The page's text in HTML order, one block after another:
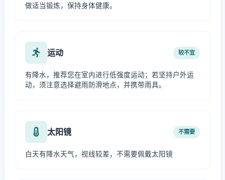
做适当锻炼，保持身体健康。
运动 较不宜
有降水，推荐您在室内进行低强度运动；若坚持户外运
动，须注意选择避雨防滑地点，并携带雨具。
太阳镜 不需要
白天有降水天气，视线较差，不需要佩戴太阳镜